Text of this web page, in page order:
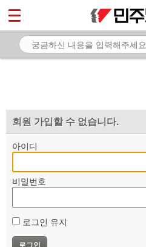
회원 가입할 수 없습니다.
아이디
비밀번호
로그인 유지
마이페이지
소개
자료
부설기관